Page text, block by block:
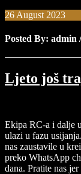
26 August 2023
Posted By: admin
Ljeto još
Ekipa RC-a i dalje
ulazi u fazu
nas zaustavile u
preko WhatsApp
dana. Pratite nas